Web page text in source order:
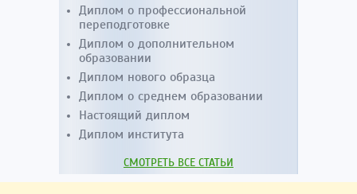
Диплом о профессиональной
переподготовке
Диплом о дополнительном
образовании
Диплом нового образца
Диплом о среднем образовании
Настоящий диплом
Диплом института
СМОТРЕТЬ ВСЕ СТАТЬИ